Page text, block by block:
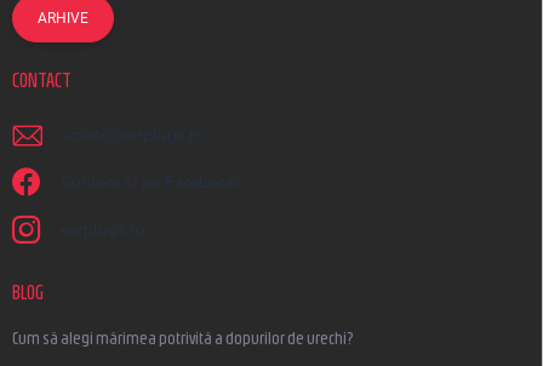
ARHIVE
CONTACT
scrieti @ earplugs.ro
Suntem și pe Facebook!
earplugs.ro
BLOG
Cum să alegi mărimea potrivită a dopurilor de urechi?